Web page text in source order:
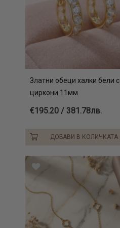
Златни обеци халки бели с
циркони 11мм
€195.20 / 381.78лв.
ДОБАВИ В КОЛИЧКАТА